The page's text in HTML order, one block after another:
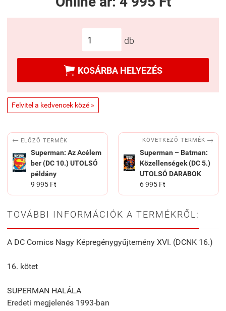
db
 KOSÁRBA HELYEZÉS
Felvitel a kedvencek közé »
 ELŐZŐ TERMÉK
Superman: Az Acélem
ber (DC 10.) UTOLSÓ
példány
9 995 Ft
KÖVETKEZŐ TERMÉK 
Superman – Batman:
Közellenségek (DC 5.)
UTOLSÓ DARABOK
6 995 Ft
TOVÁBBI INFORMÁCIÓK A TERMÉKRŐL:
A DC Comics Nagy Képregénygyűjtemény XVI. (DCNK 16.)
16. kötet
SUPERMAN HALÁLA
Eredeti megjelenés 1993-ban